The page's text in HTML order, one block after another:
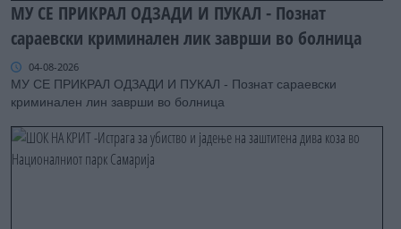
МУ СЕ ПРИКРАЛ ОДЗАДИ И ПУКАЛ - Познат
сараевски криминален лик заврши во болница
04-08-2026
МУ СЕ ПРИКРАЛ ОДЗАДИ И ПУКАЛ - Познат сараевски
криминален лин заврши во болница